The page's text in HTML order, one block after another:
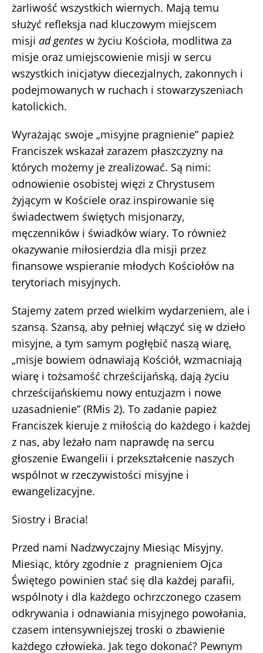
żarliwość wszystkich wiernych. Mają temu
służyć refleksja nad kluczowym miejscem
misji ad gentes w życiu Kościoła, modlitwa za
misje oraz umiejscowienie misji w sercu
wszystkich inicjatyw diecezjalnych, zakonnych i
podejmowanych w ruchach i stowarzyszeniach
katolickich.
Wyrażając swoje „misyjne pragnienie” papież
Franciszek wskazał zarazem płaszczyzny na
których możemy je zrealizować. Są nimi:
odnowienie osobistej więzi z Chrystusem
żyjącym w Kościele oraz inspirowanie się
świadectwem świętych misjonarzy,
męczenników i świadków wiary. To również
okazywanie miłosierdzia dla misji przez
finansowe wspieranie młodych Kościołów na
terytoriach misyjnych.
Stajemy zatem przed wielkim wydarzeniem, ale i
szansą. Szansą, aby pełniej włączyć się w dzieło
misyjne, a tym samym pogłębić naszą wiarę,
„misje bowiem odnawiają Kościół, wzmacniają
wiarę i tożsamość chrześcijańską, dają życiu
chrześcijańskiemu nowy entuzjazm i nowe
uzasadnienie” (RMis 2). To zadanie papież
Franciszek kieruje z miłością do każdego i każdej
z nas, aby leżało nam naprawdę na sercu
głoszenie Ewangelii i przekształcenie naszych
wspólnot w rzeczywistości misyjne i
ewangelizacyjne.
Siostry i Bracia!
Przed nami Nadzwyczajny Miesiąc Misyjny.
Miesiąc, który zgodnie z pragnieniem Ojca
Świętego powinien stać się dla każdej parafii,
wspólnoty i dla każdego ochrzczonego czasem
odkrywania i odnawiania misyjnego powołania,
czasem intensywniejszej troski o zbawienie
każdego człowieka. Jak tego dokonać? Pewnym